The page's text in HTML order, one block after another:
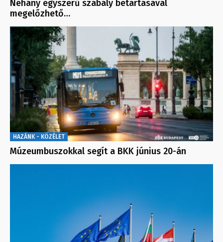
Néhány egyszerű szabály betartásával
megelőzhető…
HAZÁNK - KÖZÉLET
Múzeumbuszokkal segít a BKK június 20-án